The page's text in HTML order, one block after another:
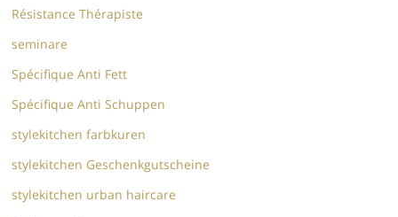
Résistance Thérapiste
seminare
Spécifique Anti Fett
Spécifique Anti Schuppen
stylekitchen farbkuren
stylekitchen Geschenkgutscheine
stylekitchen urban haircare